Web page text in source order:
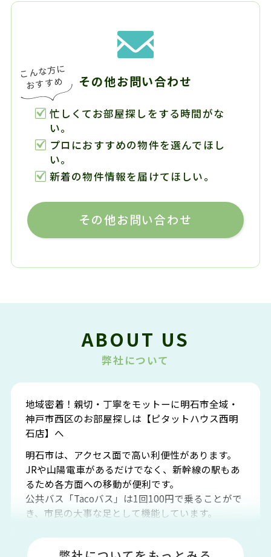
その他お問い合わせ
忙しくてお部屋探しをする時間がな
い。
プロにおすすめの物件を選んでほし
い。
新着の物件情報を届けてほしい。
その他お問い合わせ
ABOUT US
弊社について
地域密着！親切・丁寧をモットーに明石市全域・
神戸市西区のお部屋探しは【ピタットハウス西明
石店】へ
明石市は、アクセス面で高い利便性があります。
JRや山陽電車があるだけでなく、新幹線の駅もあ
るため各方面への移動が便利です。
公共バス「Tacoバス」は1回100円で乗ることがで
き、市民の大事な足として機能しています。
場や釣りスポットが多くあります。JR「大久保